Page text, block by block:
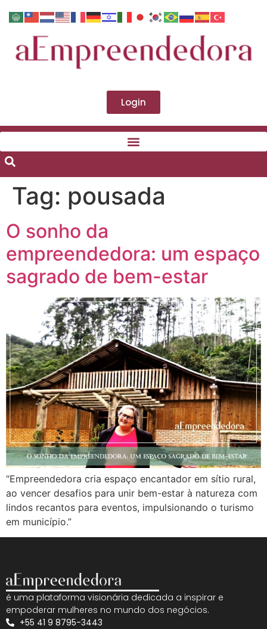
Login
Tag: pousada
O sonho da
empreendedora: um espaço
sagrado de bem-estar
“Empreendedora cria espaço encantador em sítio rural,
ao vencer desafios para unir bem-estar à natureza com
lindos recantos para eventos, impulsionando o turismo
em município.”
é uma plataforma visionária dedicada a inspirar e
empoderar mulheres no mundo dos negócios.
+55 41 9 8795-3443